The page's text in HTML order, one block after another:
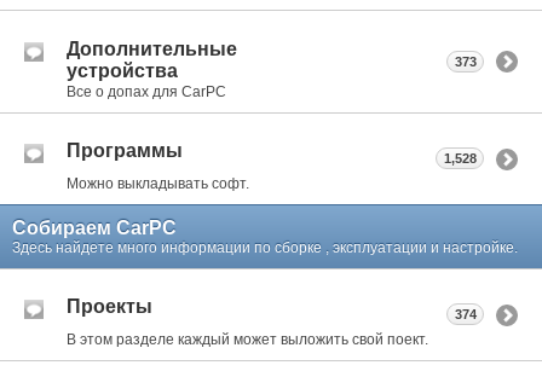
Дополнительные
устройства
Все о допах для CarPC
373
Программы
Можно выкладывать софт.
1,528
Собираем CarPC
Здесь найдете много информации по сборке , эксплуатации и настройке.
Проекты
В этом разделе каждый может выложить свой поект.
374